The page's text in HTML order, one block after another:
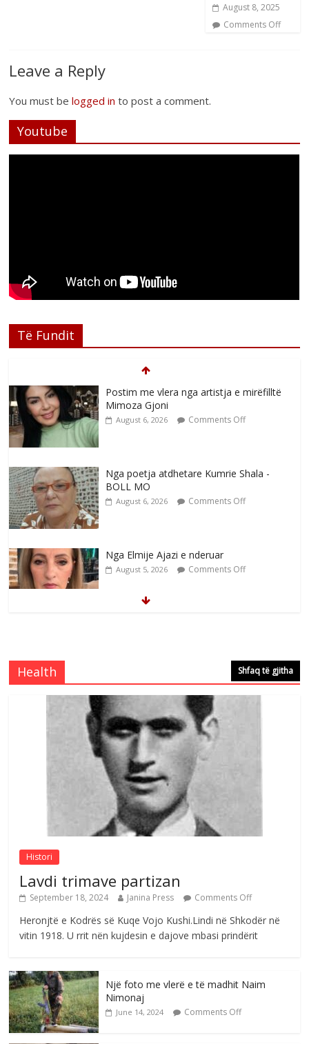
August 8, 2025
Comments Off
Leave a Reply
You must belogged in to post a comment.
Youtube
Të Fundit
Postim me vlera nga artistja e mirëfilltë
Mimoza Gjoni
August 6, 2026 Comments Off
Nga poetja atdhetare Kumrie Shala -
BOLL MO
August 6, 2026 Comments Off
Nga Elmije Ajazi e nderuar
August 5, 2026 Comments Off
Comments Off
Çlirimtari Mentor Mushkolaj nderohet
me mirenjohje nga Xhevdet Qeriqi Dega
e invalidëve në Fushë Kosovë
August 4, 2026 Comments Off
Sulm , pse të dua ty
August 8, 2026 Comments Off
Health Shfaq të gjitha
Histori
Lavdi trimave partizan
September 18, 2024 Janina Press Comments Off
Heronjtë e Kodrës së Kuqe Vojo Kushi.Lindi në Shkodër në
vitin 1918. U rrit nën kujdesin e dajove mbasi prindërit
Një foto me vlerë e të madhit Naim
Nimonaj
June 14, 2024 Comments Off